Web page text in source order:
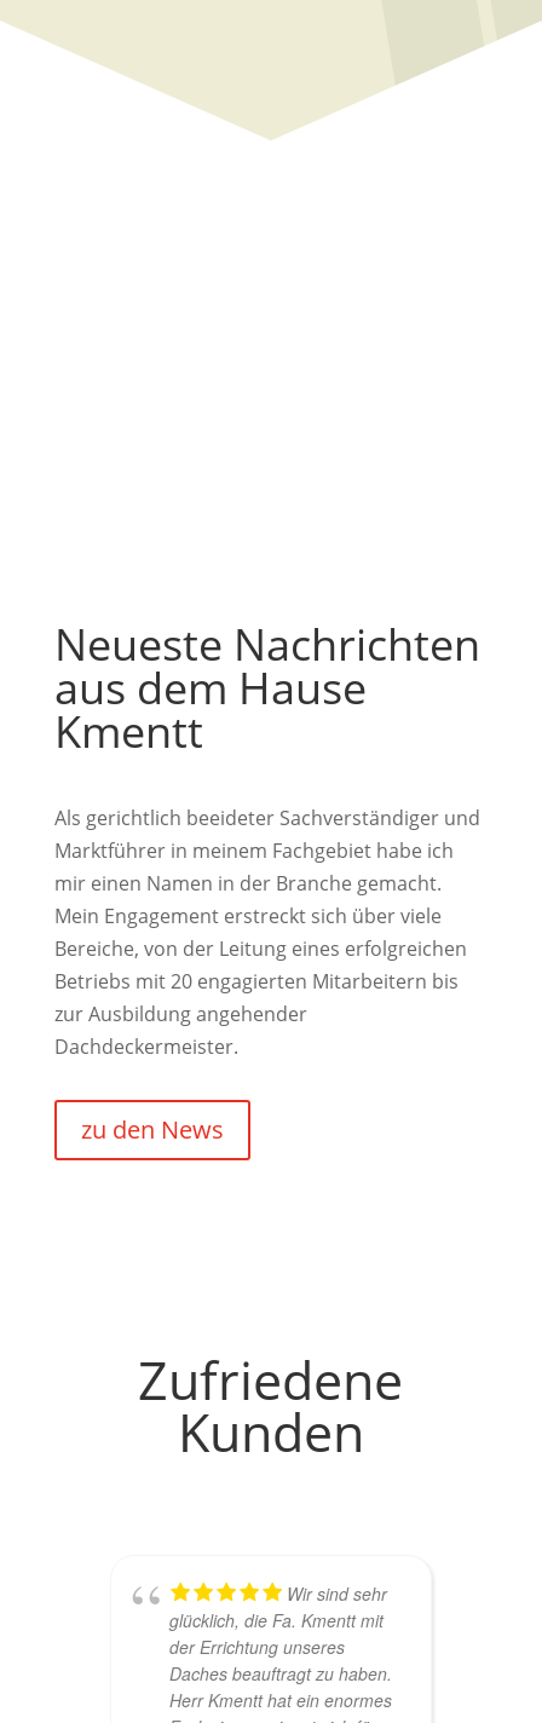
Neueste Nachrichten
aus dem Hause
Kmentt
Als gerichtlich beeideter Sachverständiger und
Marktführer in meinem Fachgebiet habe ich
mir einen Namen in der Branche gemacht.
Mein Engagement erstreckt sich über viele
Bereiche, von der Leitung eines erfolgreichen
Betriebs mit 20 engagierten Mitarbeitern bis
zur Ausbildung angehender
Dachdeckermeister.
zu den News
Zufriedene
Kunden
Wir sind sehr
glücklich, die Fa. Kmentt mit
der Errichtung unseres
Daches beauftragt zu haben.
Herr Kmentt hat ein enormes